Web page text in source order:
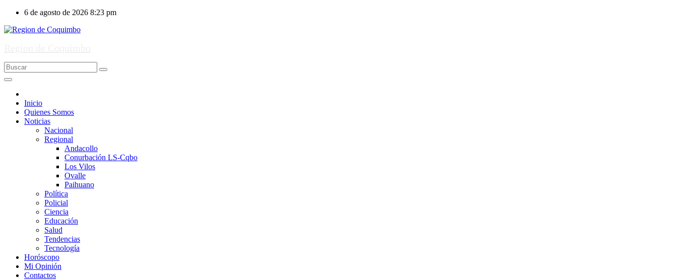
contenido
6 de agosto de 2026 8:23 pm
Inicio
Quienes Somos
Noticias
Nacional
Regional
Andacollo
Conurbación LS-Cqbo
Los Vilos
Ovalle
Paihuano
Política
Policial
Ciencia
Educación
Salud
Tendencias
Tecnología
Horóscopo
Mi Opinión
Contactos